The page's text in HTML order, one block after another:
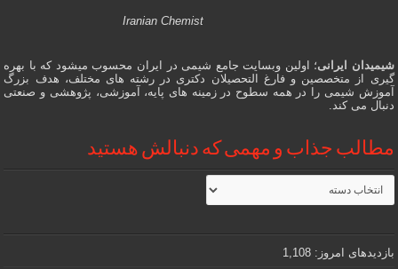
Iranian Chemist
شیمیدان ایرانی؛ اولین وبسایت جامع شیمی در ایران محسوب میشود که با بهره
گیری از متخصصین و فارغ التحصیلان دکتری در رشته های مختلف، هدف بزرگ
آموزش شیمی را در همه سطوح در زمینه های پایه، آموزشی، پژوهشی و صنعتی
دنبال می کند.
مطالب جذاب و مهمی که دنبالش هستید
مطالب
جذاب
و
که
دنبالش
هستید
بازدیدهای امروز:1,108